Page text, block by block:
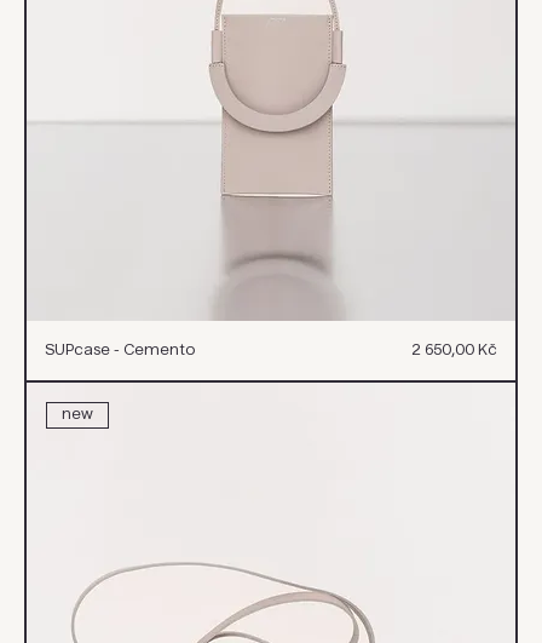
SUPcase - Cemento Cena
2 650,00 Kč
new